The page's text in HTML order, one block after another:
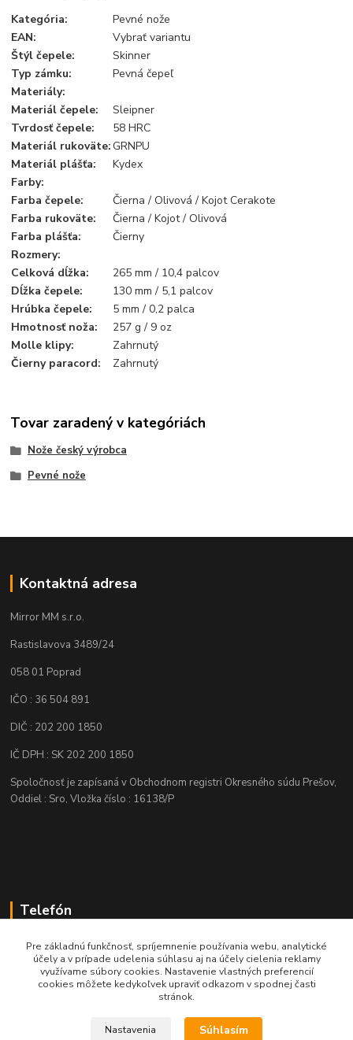
Kategória:
Pevné nože
EAN:
Vybrať variantu
Štýl čepele:
Skinner
Typ zámku:
Pevná čepeľ
Materiály:
Materiál čepele:
Sleipner
Tvrdosť čepele:
58 HRC
Materiál rukoväte: GRNPU
Materiál plášťa:
Kydex
Farby:
Farba čepele:
Čierna / Olivová / Kojot Cerakote
Farba rukoväte:
Čierna / Kojot / Olivová
Farba plášťa:
Čierny
Rozmery:
Celková dĺžka:
265 mm / 10,4 palcov
Dĺžka čepele:
130 mm / 5,1 palcov
Hrúbka čepele:
5 mm / 0,2 palca
Hmotnosť noža:
257 g / 9 oz
Molle klipy:
Zahrnutý
Čierny paracord: Zahrnutý
Tovar zaradený v kategóriách
Nože český výrobca
Pevné nože
Kontaktná adresa
Mirror MM s.r.o.
Rastislavova 3489/24
058 01 Poprad
IČO : 36 504 891
DIČ : 202 200 1850
IČ DPH : SK 202 200 1850
Spoločnosť je zapísaná v Obchodnom registri Okresného súdu Prešov,
Oddiel : Sro, Vložka číslo : 16138/P
Telefón
+421 905 622 625
obchod@nozeplus.sk
Pre základnú funkčnosť, spríjemnenie používania webu, analytické
účely a v prípade udelenia súhlasu aj na účely cielenia reklamy
využívame súbory cookies. Nastavenie vlastných preferencií
cookies môžete kedykoľvek upraviť odkazom v spodnej časti
stránok.
Nastavenia Súhlasím